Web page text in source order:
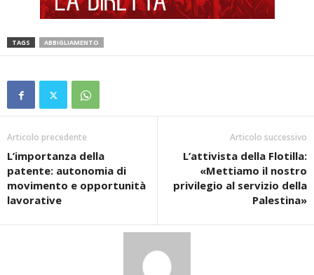
TAGS ABBIGLIAMENTO
Articolo precedente
L’importanza della
patente: autonomia di
movimento e opportunità
lavorative
Articolo successivo
L’attivista della Flotilla:
«Mettiamo il nostro
privilegio al servizio della
Palestina»